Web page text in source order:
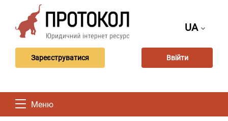
UA
Зареєструватися Ввійти
Меню